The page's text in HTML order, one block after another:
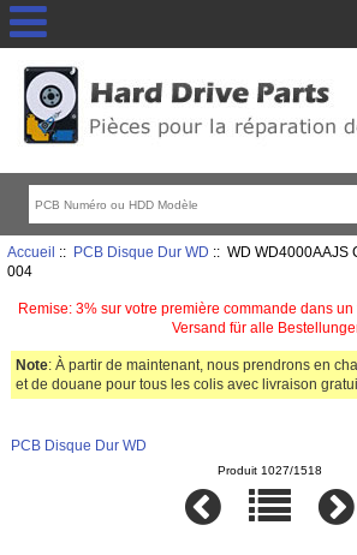
Accueil :: PCB Disque Dur WD :: WD WD4000AAJS
004
Remise: 3% sur votre première commande dans
Versand für alle
Note: À partir de maintenant, nous prendrons en
et de douane pour tous les colis avec livraison
PCB Disque Dur WD
Produit 1027/1518